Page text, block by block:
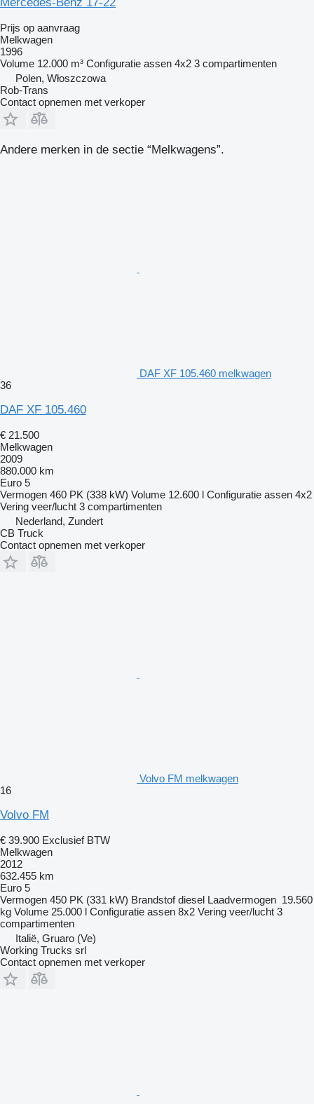
Prijs op aanvraag
Melkwagen
1996
Volume 12.000 m³ Configuratie assen 4x2 3 compartimenten
Polen, Włoszczowa
Rob-Trans
Contact opnemen met verkoper
Andere merken in de sectie “Melkwagens”.
DAF XF 105.460 melkwagen
36
DAF XF 105.460
€ 21.500
Melkwagen
2009
880.000 km
Euro 5
Vermogen 460 PK (338 kW) Volume 12.600 l Configuratie assen 4x2
Vering veer/lucht 3 compartimenten
Nederland, Zundert
CB Truck
Contact opnemen met verkoper
Volvo FM melkwagen
16
Volvo FM
€ 39.900 Exclusief BTW
Melkwagen
2012
632.455 km
Euro 5
Vermogen 450 PK (331 kW) Brandstof diesel Laadvermogen 19.560
kg Volume 25.000 l Configuratie assen 8x2 Vering veer/lucht 3
compartimenten
Italië, Gruaro (Ve)
Working Trucks srl
Contact opnemen met verkoper